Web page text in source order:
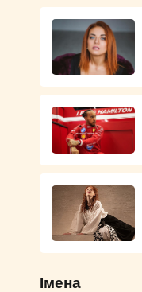
Імена